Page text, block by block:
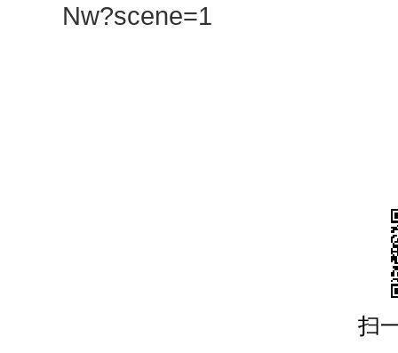
Nw?scene=1
扫